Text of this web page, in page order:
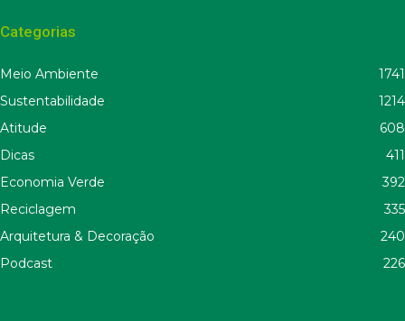
Categorias
Meio Ambiente
1741
Sustentabilidade
1214
Atitude
608
Dicas
411
Economia Verde
392
Reciclagem
335
Arquitetura & Decoração
240
Podcast
226